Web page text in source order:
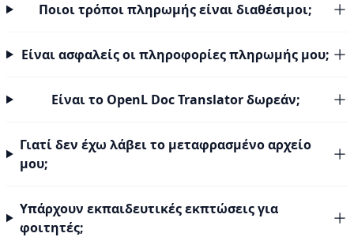
Ποιοι τρόποι πληρωμής είναι διαθέσιμοι;
Είναι ασφαλείς οι πληροφορίες πληρωμής μου;
Είναι το OpenL Doc Translator δωρεάν;
Γιατί δεν έχω λάβει το μεταφρασμένο αρχείο
μου;
Υπάρχουν εκπαιδευτικές εκπτώσεις για
φοιτητές;